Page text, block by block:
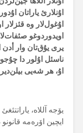
اۇنلارئ یاراتان
اۇغول‌لار وە قئزلار
اویدوردوغو
یری یۇق‌تان وار
ناسئل اۇلور دا
اۇ، هر شەیی
یۆجە آللاە،
ایچین اۆرەمە